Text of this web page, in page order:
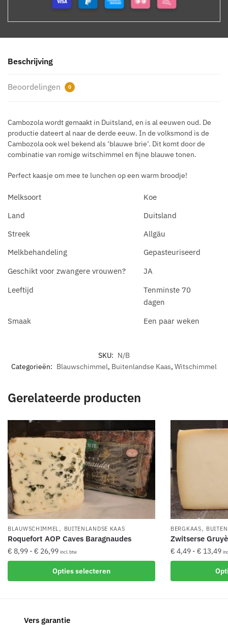
Beschrijving
Beoordelingen 0
Cambozola wordt gemaakt in Duitsland, en is al eeuwen oud. De
productie dateert al naar de derde eeuw. In de volksmond is de
Cambozola ook wel bekend als ‘blauwe brie’. Dit komt door de
combinatie van romige witschimmel en fijne blauwe tonen.
Perfect kaasje om mee te lunchen op een warm broodje!
Melksoort
Koe
Land
Duitsland
Streek
Allgäu
Melkbehandeling
Gepasteuriseerd
Geschikt voor zwangere vrouwen?
JA
Leeftijd
Tenminste 70
dagen
Smaak
Een paar weken
SKU: N/B
Categorieën: Blauwschimmel, Buitenlandse Kaas, Witschimmel
Gerelateerde producten
BLAUWSCHIMMEL , BUITENLANDSE KAAS
Roquefort AOP Caves Baragnaudes
€ 8,99 - € 26,99Prijsklasse:
€ 8,99
tot
€ 26,99
incl. btw
Opties selecteren
product
variaties.
BERGKAAS,
Zwitserse
€ 4,49 - € 13,49
€
€
product
Vers garantie